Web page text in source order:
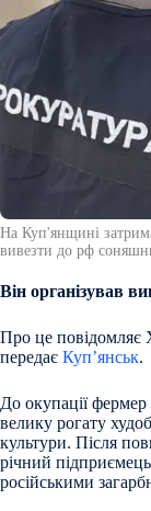
На Куп'янщині
вивезти до рф
Він організував
Про це повідомляє
передає Куп’янськ.
До окупації
велику рогату
культури. Після
річний
російськими